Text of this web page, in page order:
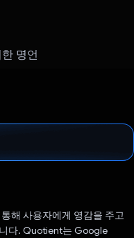
명언
해 사용자에게 영감을 주고
다. Quotient는 Google